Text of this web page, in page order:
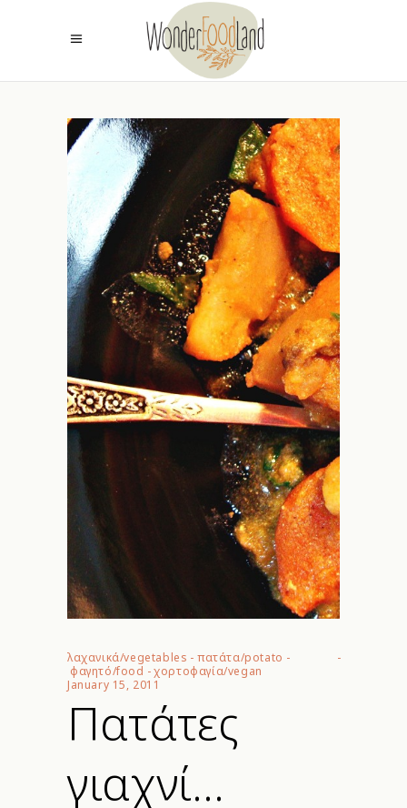
λαχανικά/vegetables - πατάτα/potato -
φαγητό/food -χορτοφαγία/vegan
January 15, 2011
Πατάτες
γιαχνί…